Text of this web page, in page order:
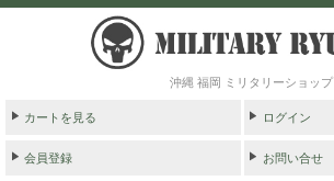
沖縄 福岡 ミリタリーショップ
カートを見る ログイン
会員登録 お問い合せ